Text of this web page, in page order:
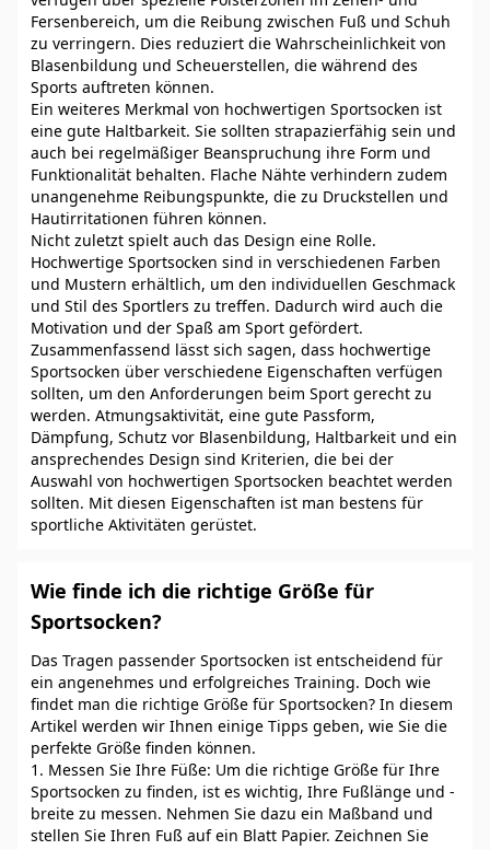
Fersenbereich, um die Reibung zwischen Fuß und Schuh
zu verringern. Dies reduziert die Wahrscheinlichkeit von
Blasenbildung und Scheuerstellen, die während des
Sports auftreten können.
Ein weiteres Merkmal von hochwertigen Sportsocken ist
eine gute Haltbarkeit. Sie sollten strapazierfähig sein und
auch bei regelmäßiger Beanspruchung ihre Form und
Funktionalität behalten. Flache Nähte verhindern zudem
unangenehme Reibungspunkte, die zu Druckstellen und
Hautirritationen führen können.
Nicht zuletzt spielt auch das Design eine Rolle.
Hochwertige Sportsocken sind in verschiedenen Farben
und Mustern erhältlich, um den individuellen Geschmack
und Stil des Sportlers zu treffen. Dadurch wird auch die
Motivation und der Spaß am Sport gefördert.
Zusammenfassend lässt sich sagen, dass hochwertige
Sportsocken über verschiedene Eigenschaften verfügen
sollten, um den Anforderungen beim Sport gerecht zu
werden. Atmungsaktivität, eine gute Passform,
Dämpfung, Schutz vor Blasenbildung, Haltbarkeit und ein
ansprechendes Design sind Kriterien, die bei der
Auswahl von hochwertigen Sportsocken beachtet werden
sollten. Mit diesen Eigenschaften ist man bestens für
sportliche Aktivitäten gerüstet.
Wie finde ich die richtige Größe für
Sportsocken?
Das Tragen passender Sportsocken ist entscheidend für
ein angenehmes und erfolgreiches Training. Doch wie
findet man die richtige Größe für Sportsocken? In diesem
Artikel werden wir Ihnen einige Tipps geben, wie Sie die
perfekte Größe finden können.
1. Messen Sie Ihre Füße: Um die richtige Größe für Ihre
Sportsocken zu finden, ist es wichtig, Ihre Fußlänge und -
breite zu messen. Nehmen Sie dazu ein Maßband und
stellen Sie Ihren Fuß auf ein Blatt Papier. Zeichnen Sie